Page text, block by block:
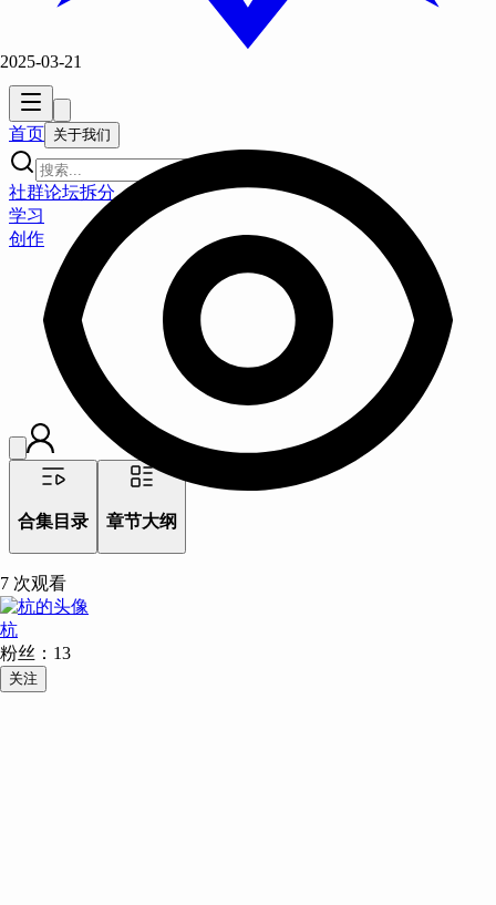
首页 关于我们
社群论坛拆分
学习
创作
心理学基础
合集目录 章节大纲
2025-03-21
7 次观看
杭
粉丝： 13
关注